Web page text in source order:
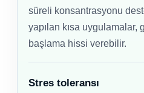
süreli konsantrasyonu
yapılan kısa uygulamalar,
başlama hissi verebilir.
Stres toleransı